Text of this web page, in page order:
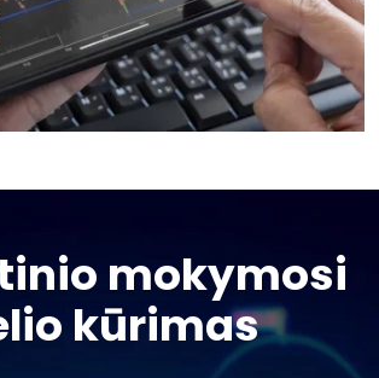
mokymosi
kūrimas